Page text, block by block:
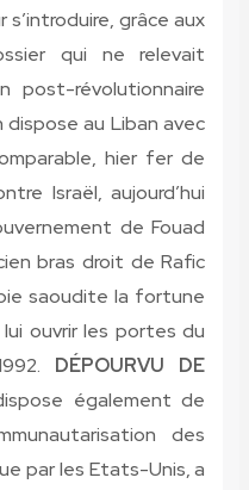
grâce aux
qui ne relevait
post-révolutionnaire
dispose au Liban avec
hier fer de
Israël, aujourd’hui
de Fouad
bras droit de Rafic
saoudite la fortune
ouvrir les portes du
DÉPOURVU DE
également de
des
par les Etats-Unis, a